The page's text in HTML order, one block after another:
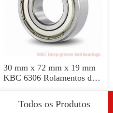
30 mm x 72 mm x 19 mm
KBC 6306 Rolamentos de
Todos os Produtos